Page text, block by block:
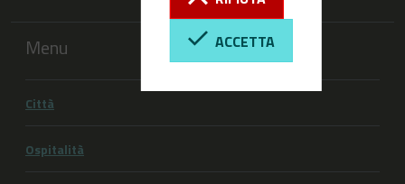
ACCETTA
Menu
Città
Ospitalità